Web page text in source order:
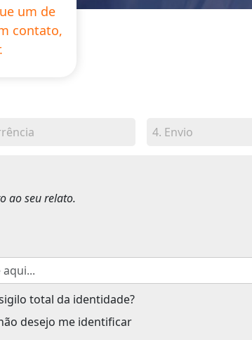
um de
contato,
4. Envio
ao seu relato.
total da identidade?
desejo me identificar